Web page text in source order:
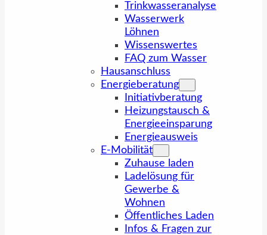
Trinkwasseranalyse
Wasserwerk
Löhnen
Wissenswertes
FAQ zum Wasser
Hausanschluss
Energieberatung
Initiativberatung
Heizungstausch &
Energieeinsparung
Energieausweis
E-Mobilität
Zuhause laden
Ladelösung für
Gewerbe &
Wohnen
Öffentliches Laden
Infos & Fragen zur